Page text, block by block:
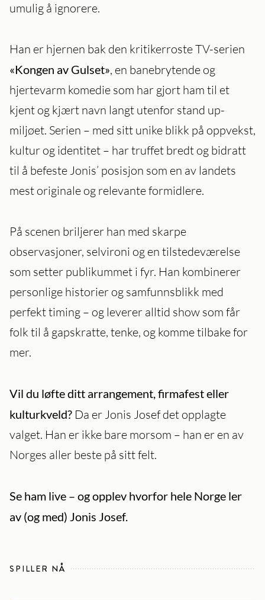
umulig å ignorere.
Han er hjernen bak den kritikerroste TV-serien
«Kongen av Gulset», en banebrytende og
hjertevarm komedie som har gjort ham til et
kjent og kjært navn langt utenfor stand up-
miljøet. Serien – med sitt unike blikk på oppvekst,
kultur og identitet – har truffet bredt og bidratt
til å befeste Jonis’ posisjon som en av landets
mest originale og relevante formidlere.
På scenen briljerer han med skarpe
observasjoner, selvironi og en tilstedeværelse
som setter publikummet i fyr. Han kombinerer
personlige historier og samfunnsblikk med
perfekt timing – og leverer alltid show som får
folk til å gapskratte, tenke, og komme tilbake for
mer.
Vil du løfte ditt arrangement, firmafest eller
kulturkveld? Da er Jonis Josef det opplagte
valget. Han er ikke bare morsom – han er en av
Norges aller beste på sitt felt.
Se ham live – og opplev hvorfor hele Norge ler
av (og med) Jonis Josef.
SPILLER NÅ